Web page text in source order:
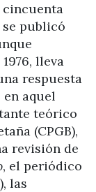
cincuenta
publicó
lleva
respuesta
en aquel
teórico
(CPGB),
revisión de
, el periódico
las